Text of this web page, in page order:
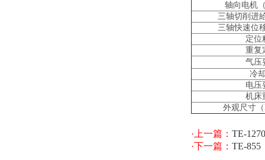
轴向电机
三轴切削进
三轴快速位
定位
重复
气压
冷
电压
机床
外观尺寸
·上一篇： TE-1270
·下一篇： TE-855